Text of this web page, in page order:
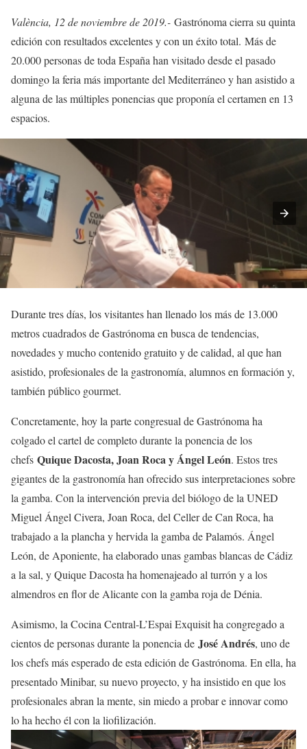
València, 12 de noviembre de 2019.- Gastrónoma cierra su quinta
edición con resultados excelentes y con un éxito total. Más de
20.000 personas de toda España han visitado desde el pasado
domingo la feria más importante del Mediterráneo y han asistido a
alguna de las múltiples ponencias que proponía el certamen en 13
espacios.
Durante tres días, los visitantes han llenado los más de 13.000
metros cuadrados de Gastrónoma en busca de tendencias,
novedades y mucho contenido gratuito y de calidad, al que han
asistido, profesionales de la gastronomía, alumnos en formación y,
también público gourmet.
Concretamente, hoy la parte congresual de Gastrónoma ha
colgado el cartel de completo durante la ponencia de los
chefs Quique Dacosta, Joan Roca y Ángel León. Estos tres
gigantes de la gastronomía han ofrecido sus interpretaciones sobre
la gamba. Con la intervención previa del biólogo de la UNED
Miguel Ángel Civera, Joan Roca, del Celler de Can Roca, ha
trabajado a la plancha y hervida la gamba de Palamós. Ángel
León, de Aponiente, ha elaborado unas gambas blancas de Cádiz
a la sal, y Quique Dacosta ha homenajeado al turrón y a los
almendros en flor de Alicante con la gamba roja de Dénia.
Asimismo, la Cocina Central-L’Espai Exquisit ha congregado a
cientos de personas durante la ponencia de José Andrés, uno de
los chefs más esperado de esta edición de Gastrónoma. En ella, ha
presentado Minibar, su nuevo proyecto, y ha insistido en que los
profesionales abran la mente, sin miedo a probar e innovar como
lo ha hecho él con la liofilización.